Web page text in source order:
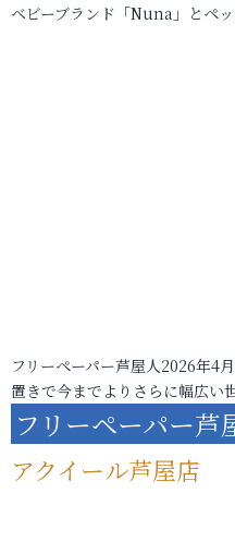
ベビーブランド「Nuna」とペ
フリーペーパー芦屋人2026年4
置きで今までよりさらに幅広い
フリーペーパー芦
アクイール芦屋店